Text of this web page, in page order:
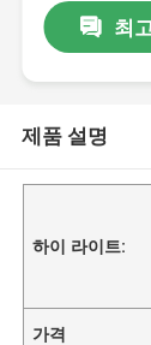
최
제품 설명
하이 라이트:
가격